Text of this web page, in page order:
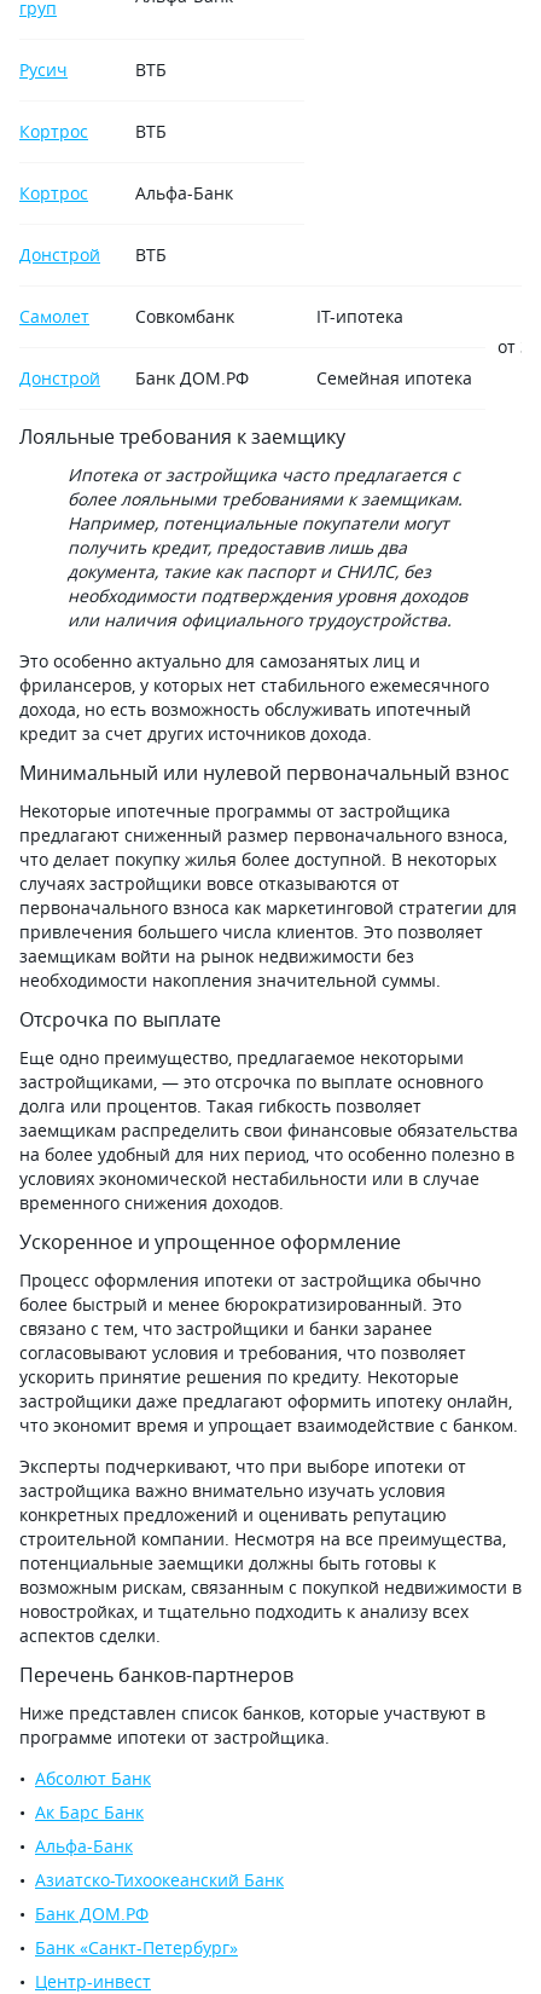
груп
Русич ВТБ
Кортрос ВТБ
Кортрос Альфа-Банк
Донстрой ВТБ
Самолет Совкомбанк
IT-ипотека
от
Донстрой
Банк ДОМ.РФ Семейная ипотека
Лояльные требования к заемщику
Ипотека от застройщика часто предлагается с
более лояльными требованиями к заемщикам.
Например, потенциальные покупатели могут
получить кредит, предоставив лишь два
документа, такие как паспорт и СНИЛС, без
необходимости подтверждения уровня доходов
или наличия официального трудоустройства.
Это особенно актуально для самозанятых лиц и
фрилансеров, у которых нет стабильного ежемесячного
дохода, но есть возможность обслуживать ипотечный
кредит за счет других источников дохода.
Минимальный или нулевой первоначальный взнос
Некоторые ипотечные программы от застройщика
предлагают сниженный размер первоначального взноса,
что делает покупку жилья более доступной. В некоторых
случаях застройщики вовсе отказываются от
первоначального взноса как маркетинговой стратегии для
привлечения большего числа клиентов. Это позволяет
заемщикам войти на рынок недвижимости без
необходимости накопления значительной суммы.
Отсрочка по выплате
Еще одно преимущество, предлагаемое некоторыми
застройщиками, — это отсрочка по выплате основного
долга или процентов. Такая гибкость позволяет
заемщикам распределить свои финансовые обязательства
на более удобный для них период, что особенно полезно в
условиях экономической нестабильности или в случае
временного снижения доходов.
Ускоренное и упрощенное оформление
Процесс оформления ипотеки от застройщика обычно
более быстрый и менее бюрократизированный. Это
связано с тем, что застройщики и банки заранее
согласовывают условия и требования, что позволяет
ускорить принятие решения по кредиту. Некоторые
застройщики даже предлагают оформить ипотеку онлайн,
что экономит время и упрощает взаимодействие с банком.
Эксперты подчеркивают, что при выборе ипотеки от
застройщика важно внимательно изучать условия
конкретных предложений и оценивать репутацию
строительной компании. Несмотря на все преимущества,
потенциальные заемщики должны быть готовы к
возможным рискам, связанным с покупкой недвижимости в
новостройках, и тщательно подходить к анализу всех
аспектов сделки.
Перечень банков-партнеров
Ниже представлен список банков, которые участвуют в
программе ипотеки от застройщика.
Абсолют Банк
Ак Барс Банк
Альфа-Банк
Азиатско-Тихоокеанский Банк
Банк ДОМ.РФ
Банк «Санкт-Петербург»
Центр-инвест